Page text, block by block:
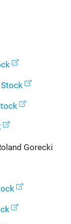
Gorecki